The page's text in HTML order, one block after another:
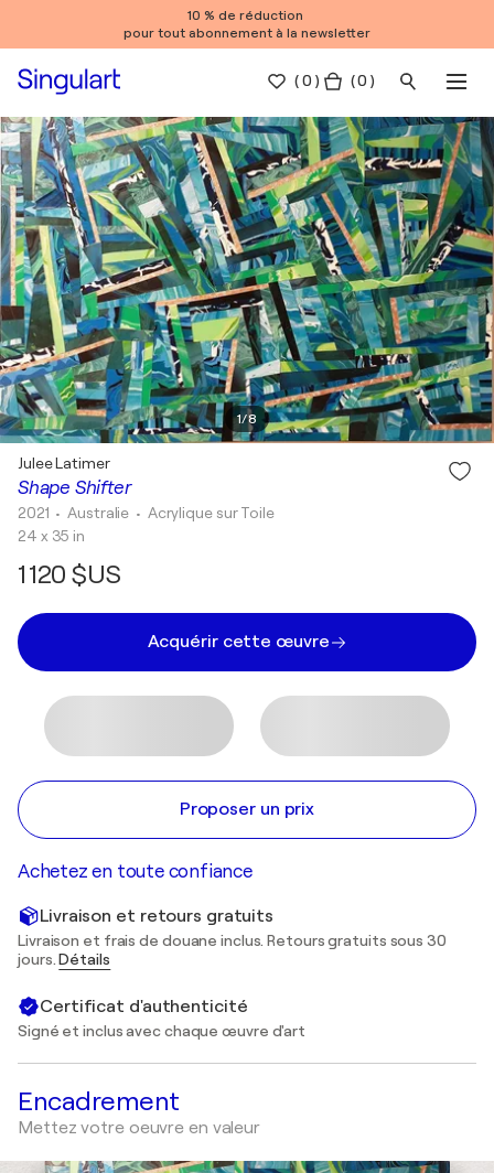
10 % de réduction
pour tout abonnement à la newsletter
(0 ) ( 0 )
1/8
Shape Shifter
Julee Latimer
2021 • Australie • Acrylique sur Toile
24 x 35 in
1 120 $US
Acquérir cette œuvre
Proposer un prix
Achetez en toute confiance
Livraison et retours gratuits
Livraison et frais de douane inclus. Retours gratuits sous 30
jours.Détails
Certificat d'authenticité
Signé et inclus avec chaque œuvre d'art
Encadrement
Mettez votre oeuvre en valeur